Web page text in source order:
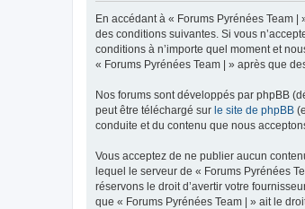
En accédant à « Forums Pyrénées Team
des conditions suivantes. Si vous
conditions à n’importe quel moment et
« Forums Pyrénées Team | » après que
Nos forums sont développés par phpBB
peut être téléchargé sur le site de phpBB
conduite et du contenu que nous
Vous acceptez de ne publier aucun
lequel le serveur de « Forums Pyrénées
réservons le droit d’avertir votre
que « Forums Pyrénées Team | » ait le